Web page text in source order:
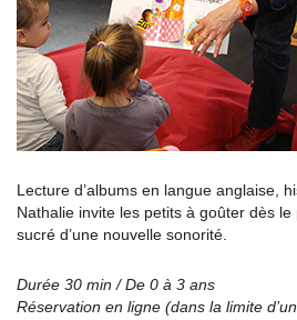
Lecture d’albums en langue anglaise,
Nathalie invite les petits à goûter dès
sucré d’une nouvelle sonorité.
Durée 30 min / De 0 à 3 ans
Réservation en ligne (dans la limite